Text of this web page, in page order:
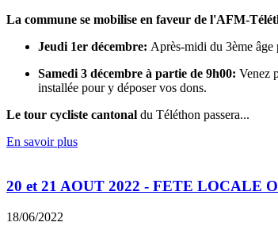
La commune se mobilise en faveur de l'AFM-
Jeudi 1er décembre: Après-midi du 3ème âge
Samedi 3 décembre à partie de 9h00: Venez
installée pour y déposer vos dons.
Le tour cycliste cantonal du Téléthon passera...
En savoir plus
20 et 21 AOUT 2022 - FETE LOCALE
18/06/2022